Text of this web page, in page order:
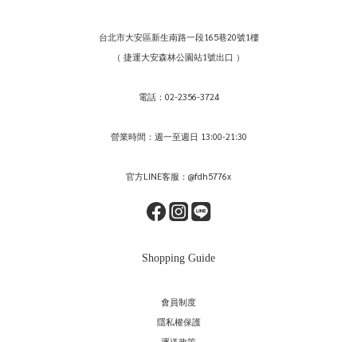
台北市大安區新生南路一段165巷20號1樓
（ 捷運大安森林公園站1號出口 ）
電話：02-2356-3724
營業時間：週一至週日 13:00-21:30
官方LINE客服：@fdh5776x
Shopping Guide
會員制度
隱私權保護